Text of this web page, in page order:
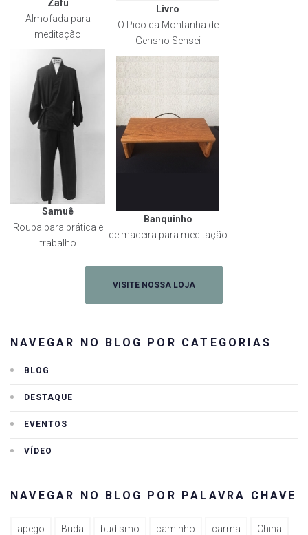
Zafu
Almofada para
meditação
Livro
O Pico da Montanha de
Gensho Sensei
Samuê
Roupa para prática e
trabalho
Banquinho
de madeira para meditação
VISITE NOSSA LOJA
NAVEGAR NO BLOG POR CATEGORIAS
BLOG
DESTAQUE
EVENTOS
VÍDEO
NAVEGAR NO BLOG POR PALAVRA CHAVE
apego Buda budismo caminho carma China